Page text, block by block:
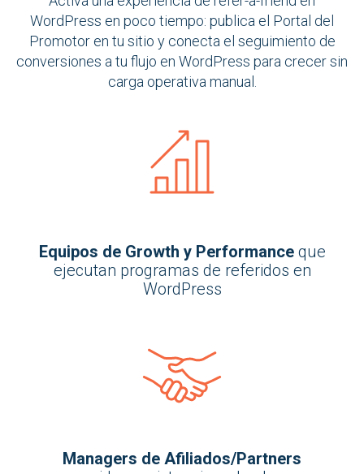
WordPress en poco tiempo: publica el Portal del
Promotor en tu sitio y conecta el seguimiento de
conversiones a tu flujo en WordPress para crecer sin
carga operativa manual.
Equipos de Growth y Performance que
ejecutan programas de referidos en
WordPress
Managers de Afiliados/Partners